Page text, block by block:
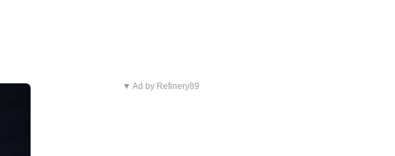
▼ Ad by Refinery89